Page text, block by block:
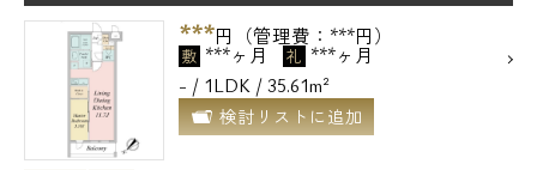
***円（管理費：***円）
敷 ***ヶ月 礼 ***ヶ月
- / 1LDK / 35.61m²
検討リストに追加